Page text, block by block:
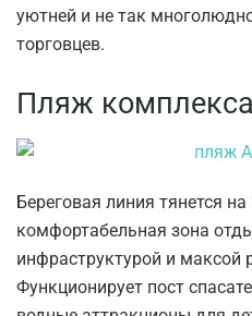
уютней и не так
торговцев.
Пляж
Береговая линия тянется
комфортабельная зона
инфраструктурой и максой
Функционирует пост